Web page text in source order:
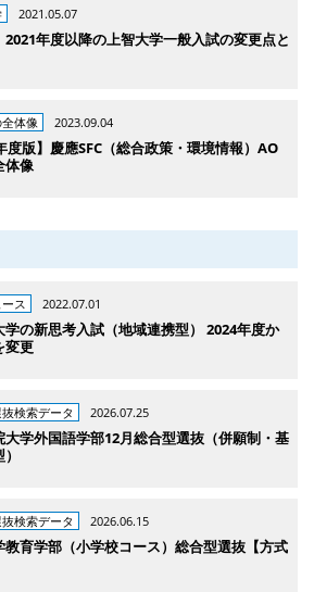
2021.05.07
2021年度以降の上智大学一般入試の変更点と
体像 2023.09.04
度版】慶應SFC（総合政策・環境情報）AO
体像
ス 2022.07.01
学の新思考入試（地域連携型） 2024年度か
変更
検索データ 2026.07.25
大学外国語学部12月総合型選抜（併願制・基
検索データ 2026.06.15
教育学部（小学校コース）総合型選抜【方式